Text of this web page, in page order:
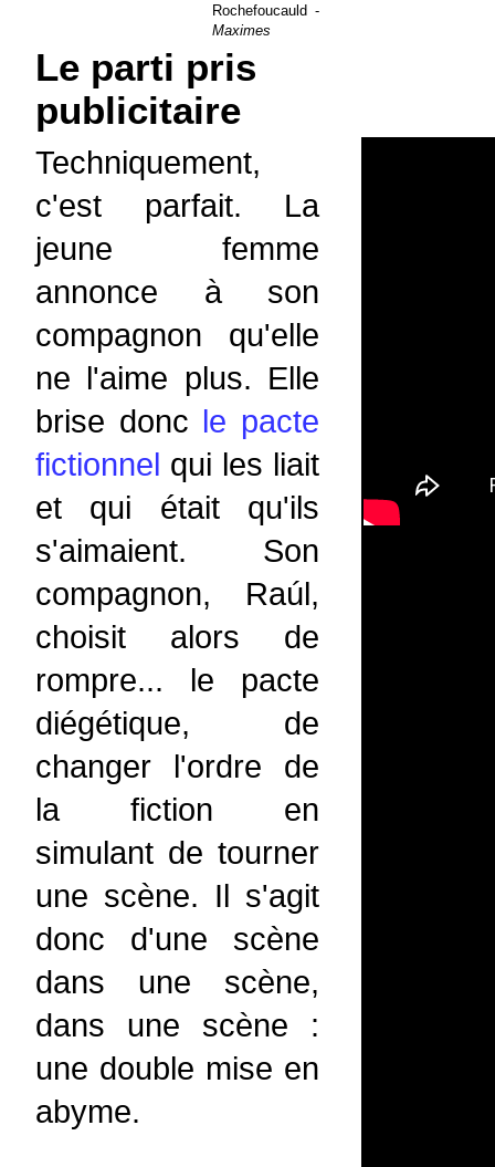
Rochefoucauld -
Maximes
Le parti pris
publicitaire
Techniquement,
c'est parfait. La
jeune femme
annonce à son
compagnon qu'elle
ne l'aime plus. Elle
brise donc le pacte
fictionnel qui les liait
et qui était qu'ils
s'aimaient. Son
compagnon, Raúl,
choisit alors de
rompre... le pacte
diégétique, de
changer l'ordre de
la fiction en
simulant de tourner
une scène. Il s'agit
donc d'une scène
dans une scène,
dans une scène :
une double mise en
abyme.